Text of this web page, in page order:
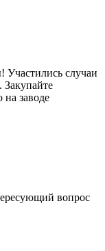
Участились случаи
заводе
вопрос